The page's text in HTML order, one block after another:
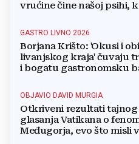
vrućine čine našoj psihi,
boriti...
GASTRO LIVNO 2026
Borjana Krišto: 'Okusi i
livanjskog kraja' čuvaju
i bogatu gastronomsku
OBJAVIO DAVID MURGIA
Otkriveni rezultati tajnog
glasanja Vatikana o
Međugorja, evo što misli